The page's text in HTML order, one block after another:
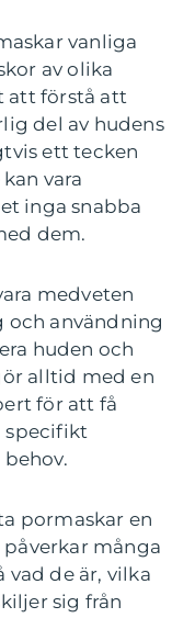
vanliga
av olika
att förstå att
del av hudens
ett tecken
vara
inga snabba
dem.
medveten
användning
huden och
alltid med en
för att få
specifikt
pormaskar en
många
vad de är, vilka
sig från